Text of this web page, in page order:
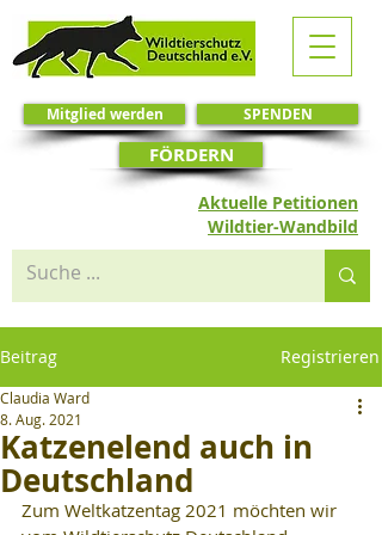
SPENDEN
Mitglied werden
Aktuelle Petitionen
FÖRDERN
Wildtier-Wandbild
Beitrag Registrieren
Katzenelend auch in
Deutschland
Claudia Ward
8. Aug. 2021
Zum Weltkatzentag 2021 möchten wir